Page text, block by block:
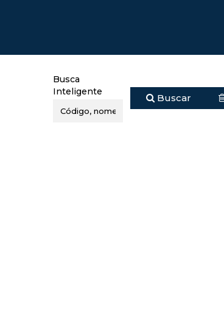
Busca
Inteligente
Buscar